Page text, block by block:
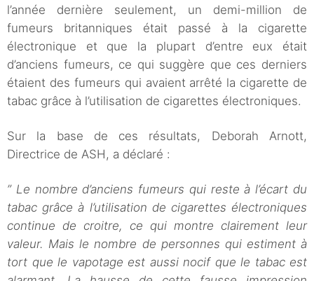
l’année dernière seulement, un demi-million de
fumeurs britanniques était passé à la cigarette
électronique et que la plupart d’entre eux était
d’anciens fumeurs, ce qui suggère que ces derniers
étaient des fumeurs qui avaient arrêté la cigarette de
tabac grâce à l’utilisation de cigarettes électroniques.
Sur la base de ces résultats, Deborah Arnott,
Directrice de ASH, a déclaré :
” Le nombre d’anciens fumeurs qui reste à l’écart du
tabac grâce à l’utilisation de cigarettes électroniques
continue de croitre, ce qui montre clairement leur
valeur. Mais le nombre de personnes qui estiment à
tort que le vapotage est aussi nocif que le tabac est